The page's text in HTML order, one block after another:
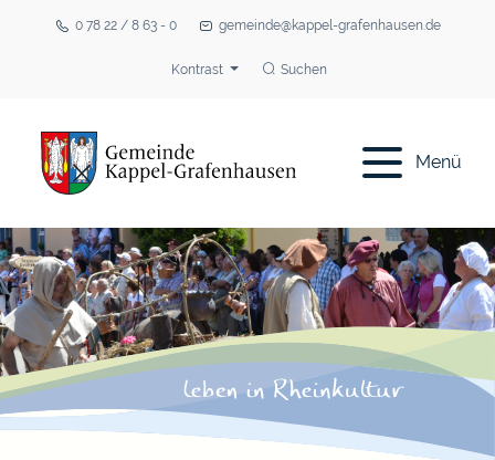
0 78 22 / 8 63 - 0 gemeinde@kappel-grafenhausen.de
Kontrast Suchen
Menü